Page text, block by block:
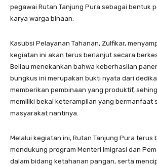
pegawai Rutan Tanjung Pura sebagai bentuk
karya warga binaan.
Kasubsi Pelayanan Tahanan, Zulfikar,
kegiatan ini akan terus berlanjut secara
Beliau menekankan bahwa keberhasilan
bungkus ini merupakan bukti nyata dari
memberikan pembinaan yang produktif,
memiliki bekal keterampilan yang bermanfaat
masyarakat nantinya.
Melalui kegiatan ini, Rutan Tanjung Pura terus
mendukung program Menteri Imigrasi dan
dalam bidang ketahanan pangan, serta